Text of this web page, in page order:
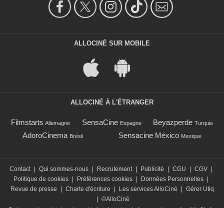
ALLOCINÉ SUR MOBILE
ALLOCINÉ À L'ÉTRANGER
Filmstarts Allemagne SensaCine Espagne Beyazperde Turquie
AdoroCinema Brésil Sensacine México Mexique
Contact | Qui sommes-nous | Recrutement | Publicité | CGU | CGV |
Politique de cookies | Préférences cookies | Données Personnelles |
Revue de presse
| Charte d'écriture | Les services AlloCiné | Gérer Utiq
| ©AlloCiné